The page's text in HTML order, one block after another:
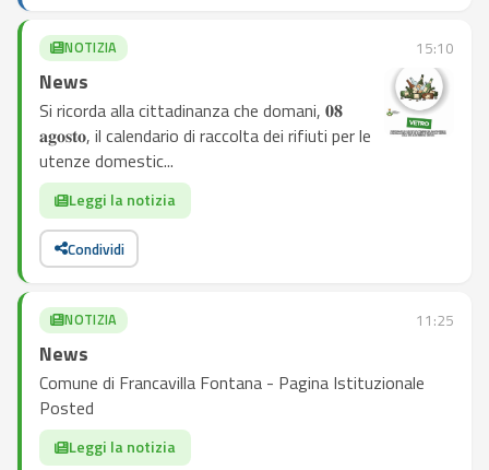
NOTIZIA 15:10
News
Si ricorda alla cittadinanza che domani, 𝟎𝟖
𝐚𝐠𝐨𝐬𝐭𝐨, il calendario di raccolta dei rifiuti per le
utenze domestic...
Leggi la notizia
Condividi
NOTIZIA 11:25
News
Comune di Francavilla Fontana - Pagina Istituzionale
Posted
Leggi la notizia